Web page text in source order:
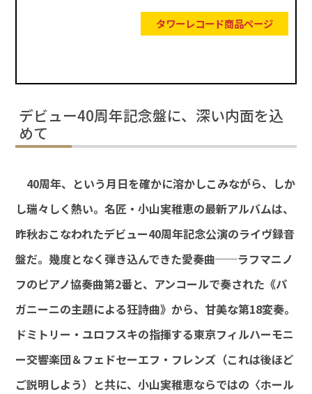
タワーレコード商品ページ
デビュー40周年記念盤に、深い内面を込
めて
40周年、という月日を確かに溶かしこみながら、しか
し瑞々しく熱い。名匠・小山実稚恵の最新アルバムは、
昨秋おこなわれたデビュー40周年記念公演のライヴ録音
盤だ。幾度となく弾き込んできた愛奏曲──ラフマニノ
フのピアノ協奏曲第2番と、アンコールで奏された《パ
ガニーニの主題による狂詩曲》から、甘美な第18変奏。
ドミトリー・ユロフスキの指揮する東京フィルハーモニ
ー交響楽団＆フェドセーエフ・フレンズ（これは後ほど
ご説明しよう）と共に、小山実稚恵ならではの〈ホール